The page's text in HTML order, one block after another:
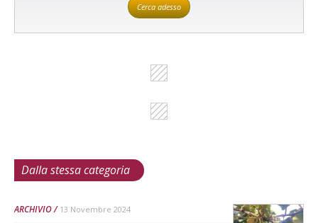
Cerca adesso
Dalla stessa categoria
ARCHIVIO 13 Novembre 2024